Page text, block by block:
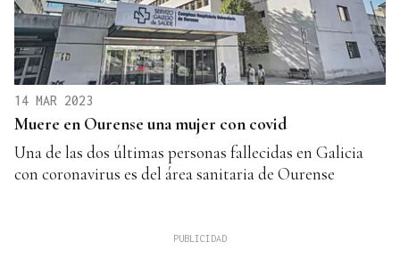
14 MAR 2023
Muere en Ourense una mujer con covid
Una de las dos últimas personas fallecidas en Galicia
con coronavirus es del área sanitaria de Ourense